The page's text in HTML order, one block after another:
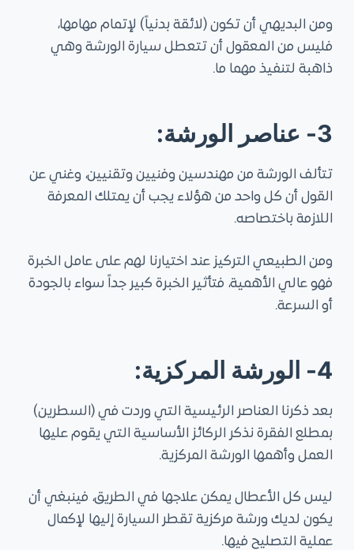
ومن البديهي أن تكون (لائقة بدنياً) لإتمام مهامها،
فليس من المعقول أن تتعطل سيارة الورشة وهي
ذاهبة لتنفيذ مهما ما.
3- عناصر الورشة:
تتألف الورشة من مهندسين وفنيين وتقنيين، وغني عن
القول أن كل واحد من هؤلاء يجب أن يمتلك المعرفة
اللازمة باختصاصه.
ومن الطبيعي التركيز عند اختيارنا لهم على عامل الخبرة
فهو عالي الأهمية، فتأثير الخبرة كبير جداً سواء بالجودة
أو السرعة.
4- الورشة المركزية:
بعد ذكرنا العناصر الرئيسية التي وردت في (السطرين)
بمطلع الفقرة نذكر الركائز الأساسية التي يقوم عليها
العمل وأهمها الورشة المركزية.
ليس كل الأعطال يمكن علاجها في الطريق، فينبغي أن
يكون لديك ورشة مركزية تقطر السيارة إليها لإكمال
عملية التصليح فيها.